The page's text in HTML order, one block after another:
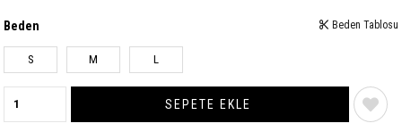
Beden
S M L
Beden Tablosu